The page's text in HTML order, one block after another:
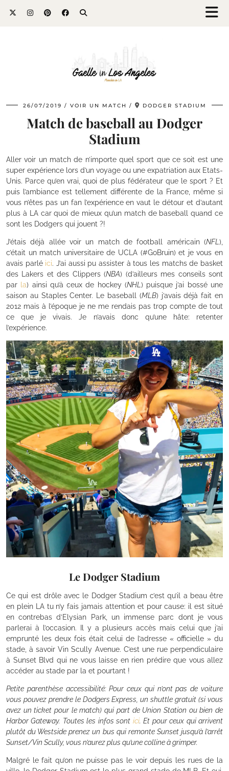
26/07/2019 VOIR UN MATCH DODGER STADIUM
Match de baseball au Dodger
Stadium
Aller voir un match de n’importe quel sport que ce soit est une
super expérience lors d’un voyage ou une expatriation aux Etats-
Unis. Parce qu’en vrai, quoi de plus fédérateur que le sport ? Et
puis l’ambiance est tellement différente de la France, même si
vous n’êtes pas un fan l’expérience en vaut le détour et d’autant
plus à LA car quoi de mieux qu’un match de baseball quand ce
sont les Dodgers qui jouent ?!
J’étais déjà allée voir un match de football américain (NFL ),
c’était un match universitaire de UCLA (#GoBruin) et je vous en
avais parlé ici. J’ai aussi pu assister à tous les matchs de basket
des Lakers et des Clippers (NBA) (d’ailleurs mes conseils sont
par la) ainsi qu’à ceux de hockey (NHL ) puisque j’ai bossé une
saison au Staples Center. Le baseball (MLB) j’avais déjà fait en
2012 mais à l’époque je ne me rendais pas trop compte de tout
ce que je vivais. Je n’avais donc qu’une hâte: retenter
l’expérience.
Le Dodger Stadium
Ce qui est drôle avec le Dodger Stadium c’est qu’il a beau être
en plein LA tu n’y fais jamais attention et pour cause: il est situé
en contrebas d’Elysian Park, un immense parc dont je vous
parlerai à l’occasion. Il y a plusieurs accès mais celui que j’ai
emprunté les deux fois était celui de l’adresse « officielle » du
stade, à savoir Vin Scully Avenue. C’est une rue perpendiculaire
à Sunset Blvd qui ne vous laisse en rien prédire que vous allez
accéder au stade par la et pourtant !
Petite parenthèse accessibilité: Pour ceux qui n’ont pas de voiture
vous pouvez prendre le Dodgers Express, un shuttle gratuit (si vous
avez un ticket pour le match) qui part de Union Station ou bien de
Harbor Gateway. Toutes les infos sont ici. Et pour ceux qui arrivent
plutôt du Westside prenez un bus qui remonte Sunset jusqu’à l’arrêt
Sunset/Vin Scully, vous n’aurez plus qu’une colline à grimper.
Malgré le fait qu’on ne puisse pas le voir depuis les rues de la